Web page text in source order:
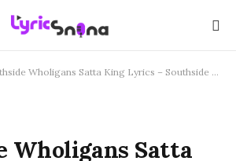
Wholigans Satta King Lyrics – Southside Wholigans | Updated 2022
Wholigans Satta